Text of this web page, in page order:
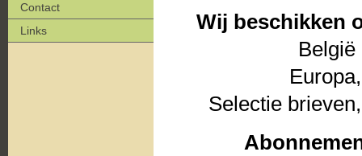
Contact
Links
Wij beschikken
Selectie